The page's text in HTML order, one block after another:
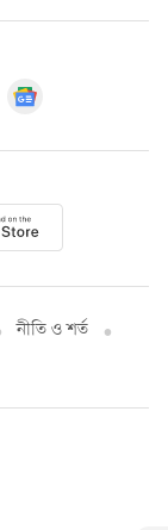
নীতি ও শর্ত